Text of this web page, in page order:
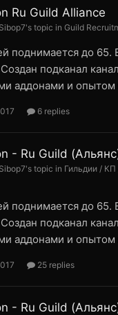
Ru Guild Alliance
topic in Guild
поднимается до 65.
подканал
аддонами и опытом
6 replies
- Ru Guild
topic in Гильдии /
поднимается до 65.
подканал
аддонами и опытом
25 replies
- Ru Guild